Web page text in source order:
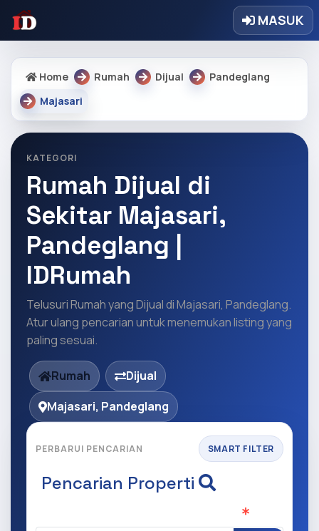
MASUK
Home Rumah Dijual
Pandeglang
Majasari
KATEGORI
Rumah Dijual di
Sekitar Majasari,
Pandeglang |
IDRumah
Telusuri Rumah yang Dijual di Majasari, Pandeglang.
Atur ulang pencarian untuk menemukan listing yang
paling sesuai.
Rumah
Dijual
Majasari, Pandeglang
PERBARUI PENCARIAN SMART FILTER
Pencarian Properti